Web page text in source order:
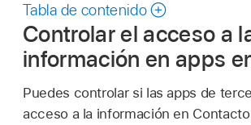
Tabla de contenido
Controlar el acceso a
información en apps
Puedes controlar si las apps de
acceso a la información en